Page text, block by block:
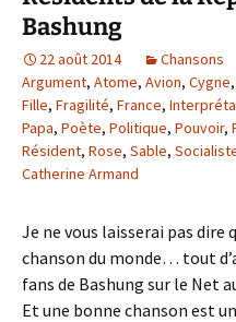
Bashung
22 août 2014 Chansons
Argument, Atome, Avion, Cygne,
Fille, Fragilité, France,
Papa, Poète, Politique, Pouvoir,
Résident, Rose, Sable,
Catherine Armand
Je ne vous laisserai pas dire
chanson du monde… tout
fans de Bashung sur le Net
Et une bonne chanson est